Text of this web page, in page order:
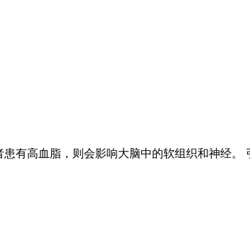
有高血脂，则会影响大脑中的软组织和神经。